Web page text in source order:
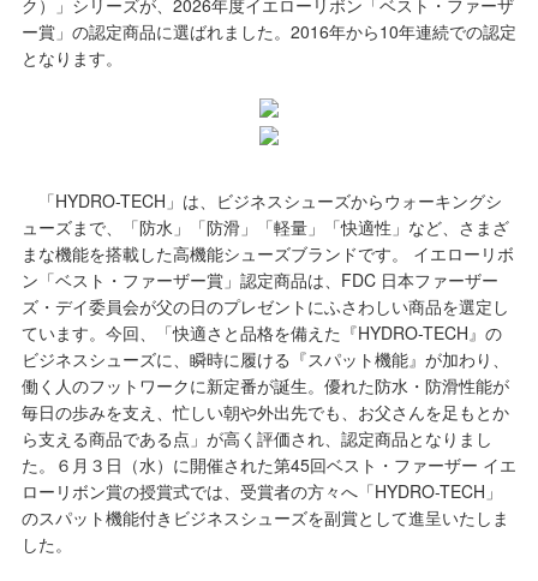
ク）」シリーズが、2026年度イエローリボン「ベスト・ファーザ
ー賞」の認定商品に選ばれました。2016年から10年連続での認定
となります。
「HYDRO-TECH」は、ビジネスシューズからウォーキングシ
ューズまで、「防水」「防滑」「軽量」「快適性」など、さまざ
まな機能を搭載した高機能シューズブランドです。 イエローリボ
ン「ベスト・ファーザー賞」認定商品は、FDC 日本ファーザー
ズ・デイ委員会が父の日のプレゼントにふさわしい商品を選定し
ています。今回、「快適さと品格を備えた『HYDRO-TECH』の
ビジネスシューズに、瞬時に履ける『スパット機能』が加わり、
働く人のフットワークに新定番が誕生。優れた防水・防滑性能が
毎日の歩みを支え、忙しい朝や外出先でも、お父さんを足もとか
ら支える商品である点」が高く評価され、認定商品となりまし
た。６月３日（水）に開催された第45回ベスト・ファーザー イエ
ローリボン賞の授賞式では、受賞者の方々へ「HYDRO-TECH」
のスパット機能付きビジネスシューズを副賞として進呈いたしま
した。